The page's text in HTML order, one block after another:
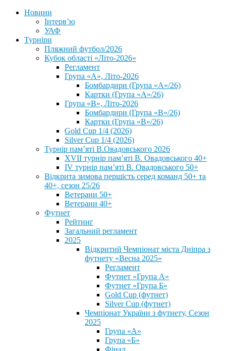
Новини
Інтерв’ю
УАФ
Турніри
Пляжний футбол/2026
Кубок області «Літо-2026»
Регламент
Група «А», Літо-2026
Бомбардири (Група «А»/26)
Картки (Група «А»/26)
Група «В», Літо-2026
Бомбардири (Група «В»/26)
Картки (Група «В»/26)
Gold Cup 1/4 (2026)
Silver Cup 1/4 (2026)
Турнір пам’яті В.Овадовського 2026
XVII турнір пам’яті В. Овадовського 40+
IV турнір пам’яті В. Овадовського 50+
Відкрита зимова першість серед команд 50+ та
40+, сезон 25/26
Ветерани 50+
Ветерани 40+
Футнет
Рейтинг
Загальний регламент
2025
Відкритий Чемпіонат міста Дніпра з
футнету «Весна 2025»
Регламент
Футнет «Група А»
Футнет «Група Б»
Gold Cup (футнет)
Silver Cup (футнет)
Чемпіонат України з футнету, Сезон
2025
Група «А»
Група «Б»
Фінал